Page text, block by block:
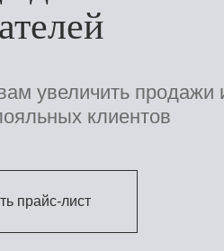
увеличить продажи
клиентов
прайс-лист